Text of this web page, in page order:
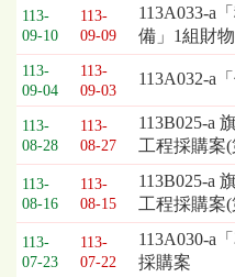
為：
開
標
日
期、
截
標
期、
公
告
事
113-
09-10
113-
09-09
113A033-a
備」1組財
113-
09-04
113-
09-03
113A032-a
113-
08-28
113-
08-27
113B025-a
工程採購案
113-
08-16
113-
08-15
113B025-a
工程採購案
113-
07-23
113-
07-22
113A030-a
採購案